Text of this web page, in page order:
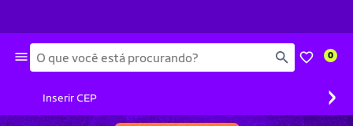
Busca 0
Inserir CEP ›